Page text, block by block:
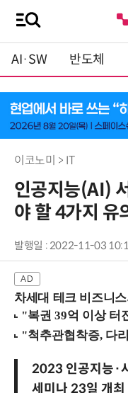
AI·SW 반도체
이코노미 > IT
인공지능(AI)
야 할 4가지 유
발행일 : 2022-11-03
차세대 테크 비즈니스의 치트키,
2023 인공지능·
세미나 23일 개최